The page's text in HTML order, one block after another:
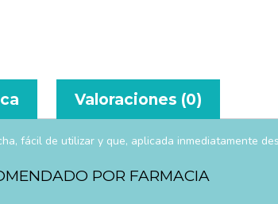
Valoraciones (0)
fácil de utilizar y que, aplicada inmediatamente
POR FARMACIA